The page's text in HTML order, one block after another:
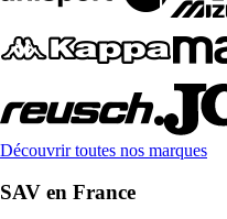
Découvrir toutes nos marques
SAV en France